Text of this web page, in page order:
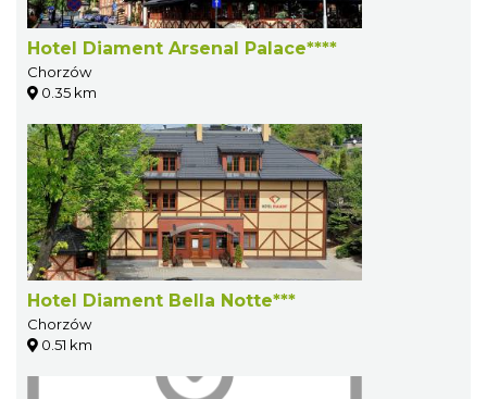
Hotel Diament Arsenal Palace****
Chorzów
0.35 km
Hotel Diament Bella Notte***
Chorzów
0.51 km